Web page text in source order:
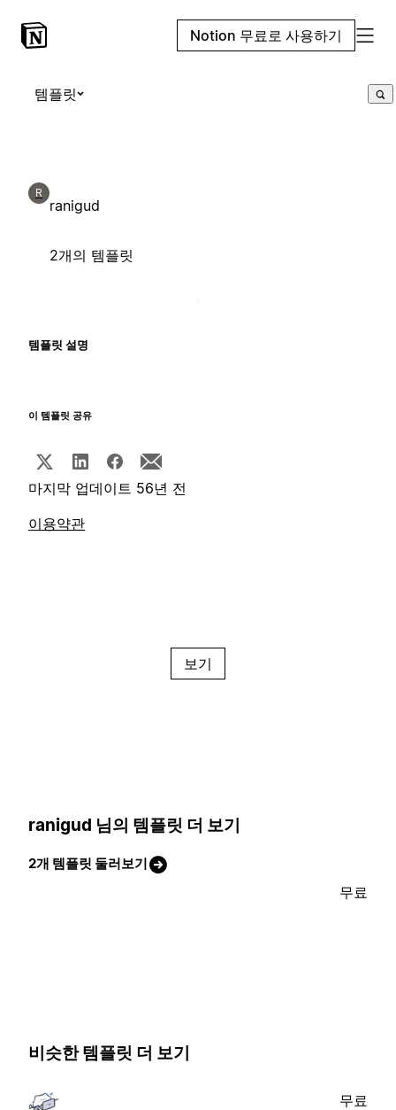
Notion 무료로 사용하기
템플릿
R
ranigud
2개의 템플릿
템플릿 설명
이 템플릿 공유
마지막 업데이트 56년 전
이용약관
보기
ranigud 님의 템플릿 더 보기
2개 템플릿 둘러보기
무료
비슷한 템플릿 더 보기
무료